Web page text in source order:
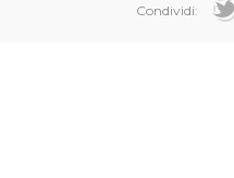
Condividi: